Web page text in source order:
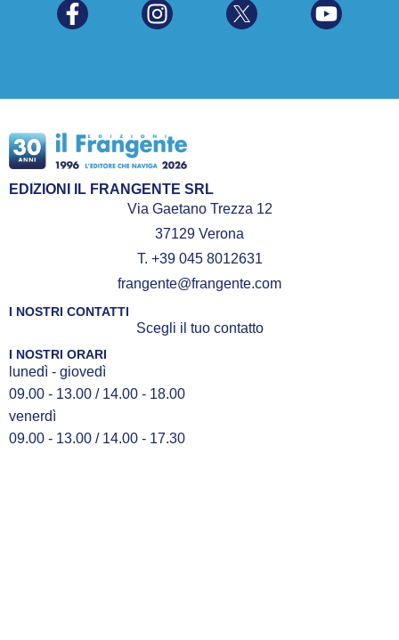
EDIZIONI IL FRANGENTE SRL
Via Gaetano Trezza 12
37129 Verona
T. +39 045 8012631
frangente@frangente.com
I NOSTRI CONTATTI
Scegli il tuo contatto
I NOSTRI ORARI
lunedì - giovedì
09.00 - 13.00 / 14.00 - 18.00
venerdì
09.00 - 13.00 / 14.00 - 17.30